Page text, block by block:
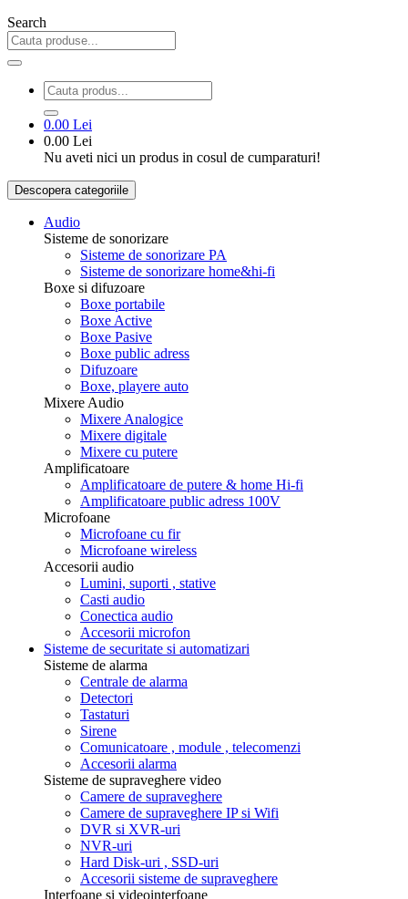
Search
0.00 Lei
0.00 Lei
Nu aveti nici un produs in cosul de cumparaturi!
Descopera categoriile
Audio
Sisteme de sonorizare
Sisteme de sonorizare PA
Sisteme de sonorizare home&hi-fi
Boxe si difuzoare
Boxe portabile
Boxe Active
Boxe Pasive
Boxe public adress
Difuzoare
Boxe, playere auto
Mixere Audio
Mixere Analogice
Mixere digitale
Mixere cu putere
Amplificatoare
Amplificatoare de putere & home Hi-fi
Amplificatoare public adress 100V
Microfoane
Microfoane cu fir
Microfoane wireless
Accesorii audio
Lumini, suporti , stative
Casti audio
Conectica audio
Accesorii microfon
Sisteme de securitate si automatizari
Sisteme de alarma
Centrale de alarma
Detectori
Tastaturi
Sirene
Comunicatoare , module , telecomenzi
Accesorii alarma
Sisteme de supraveghere video
Camere de supraveghere
Camere de supraveghere IP si Wifi
DVR si XVR-uri
NVR-uri
Hard Disk-uri , SSD-uri
Accesorii sisteme de supraveghere
Interfoane si videointerfoane